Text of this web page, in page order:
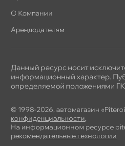
О Компании
Арендодателям
© 1998-2026, автомагазин
конфиденциальности,
На информационном ресурсе
рекомендательные технологии
Данный ресурс носит
информационный характер.
определяемой положениями ГК